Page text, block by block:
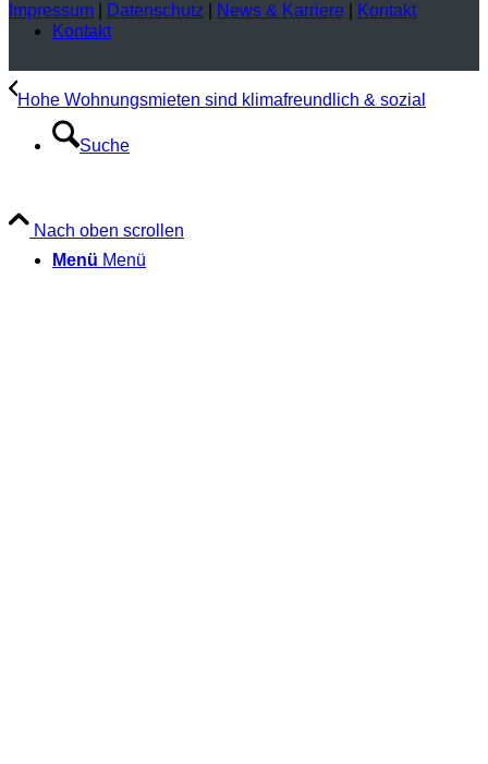
Kontakt
Suche
Menü Menü
Impressum Datenschutz News & Karriere Kontakt
Hohe Wohnungsmieten sind klimafreundlich & sozial
Nach oben scrollen